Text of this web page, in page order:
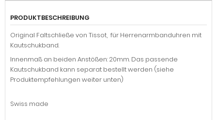
PRODUKTBESCHREIBUNG
Original Faltschließe von Tissot, für Herrenarmbanduhren mit
Kautschukband.
Innenmaß an beiden Anstößen: 20mm. Das passende
Kautschukband kann separat bestellt werden (siehe
Produktempfehlungen weiter unten)
Swiss made